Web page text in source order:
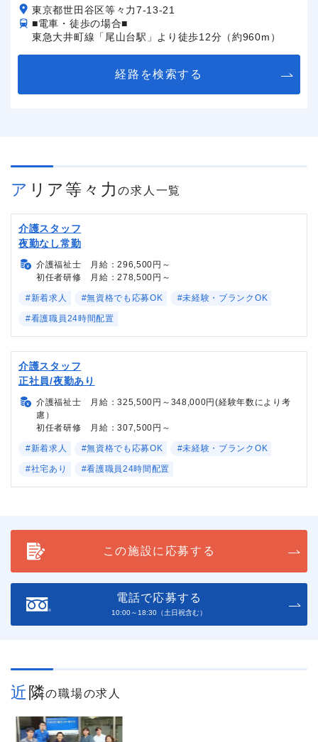
東京都世田谷区等々力7-13-21
■電車・徒歩の場合■
東急大井町線「尾山台駅」より徒歩12分（約960m）
経路を検索する
アリア等々力の求人一覧
介護スタッフ
夜勤なし常勤
介護福祉士 月給：296,500円～
初任者研修 月給：278,500円～
#新着求人 #無資格でも応募OK #未経験・ブランクOK
#看護職員24時間配置
介護スタッフ
正社員/夜勤あり
介護福祉士 月給：325,500円～348,000円(経験年数により考
慮）
初任者研修 月給：307,500円～
#新着求人 #無資格でも応募OK #未経験・ブランクOK
#社宅あり #看護職員24時間配置
この施設に応募する
電話で応募する
10:00～18:30（土日祝含む）
近隣の職場の求人